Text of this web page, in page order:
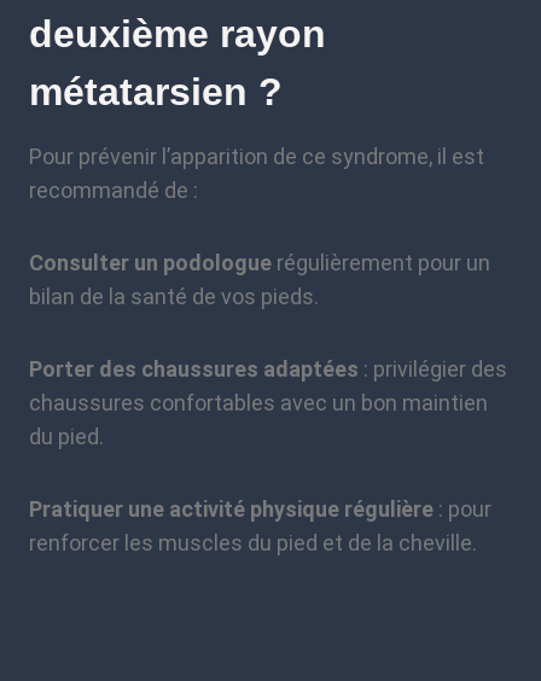
deuxième rayon
métatarsien ?
Pour prévenir l’apparition de ce syndrome, il est
recommandé de :
Consulter un podologue régulièrement pour un
bilan de la santé de vos pieds.
Porter des chaussures adaptées : privilégier des
chaussures confortables avec un bon maintien
du pied.
Pratiquer une activité physique régulière : pour
renforcer les muscles du pied et de la cheville.